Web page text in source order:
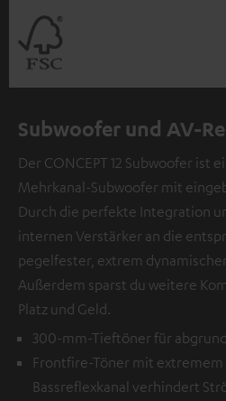
Subwoofer und AV-
Der CONCEPT 12 Subwoofer ist
Mehrkanal-Subwoofer mit
Durch die perfekte Integration
internen Verstärker an die
pegelfester, extrem
Außerdem sparst du weitere
Platz und Geld.
300-mm-Tieftöner für
Frontfire-Töner mit
Bassreflexkanal verhindert